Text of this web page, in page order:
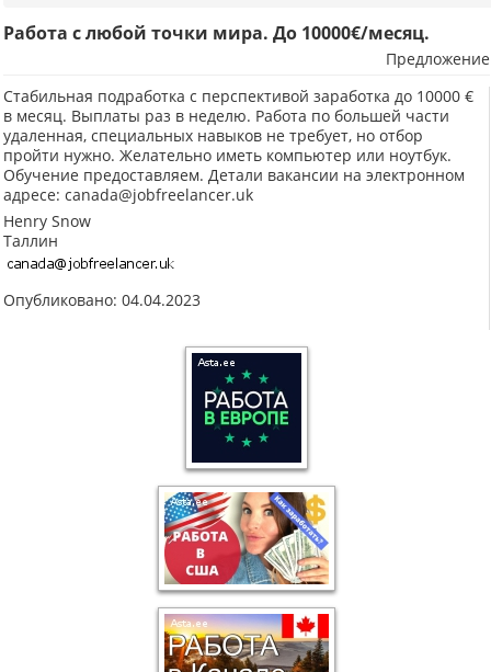
Работа с любой точки мира. До 10000€/месяц.
Предложение
Стабильная подработка с перспективой заработка до 10000 €
в месяц. Выплаты раз в неделю. Работа по большей части
удаленная, специальных навыков не требует, но отбор
пройти нужно. Желательно иметь компьютер или ноутбук.
Обучение предоставляем. Детали вакансии на электронном
адресе: canada@jobfreelancer.uk
Henry Snow
Таллин
Опубликовано: 04.04.2023